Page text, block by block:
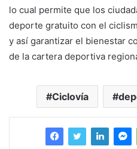
lo cual permite que los
deporte gratuito con el
y así garantizar el bienestar
de la cartera deportiva
Ciclovía